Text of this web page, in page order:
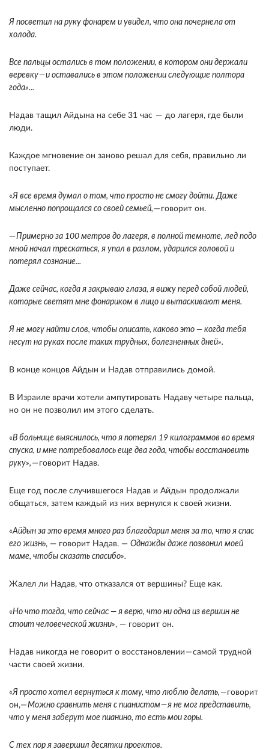
Я посветил на руку фонарем и увидел, что она почернела от
холода.
Все пальцы остались в том положении, в котором они держали
веревку — и оставались в этом положении следующие полтора
года»...
Надав тащил Айдына на себе 31 час — до лагеря, где были
люди.
Каждое мгновение он заново решал для себя, правильно ли
поступает.
«Я все время думал о том, что просто не смогу дойти. Даже
мысленно попрощался со своей семьей, — говорит он.
—Примерно за 100 метров до лагеря, в полной темноте, лед подо
мной начал трескаться, я упал в разлом, ударился головой и
потерял сознание...
Даже сейчас, когда я закрываю глаза, я вижу перед собой людей,
которые светят мне фонариком в лицо и вытаскивают меня.
Я не могу найти слов, чтобы описать, каково это — когда тебя
несут на руках после таких трудных, болезненных дней».
В конце концов Айдын и Надав отправились домой.
В Израиле врачи хотели ампутировать Надаву четыре пальца,
но он не позволил им этого сделать.
«В больнице выяснилось, что я потерял 19 килограммов во время
спуска, и мне потребовалось еще два года, чтобы восстановить
руку», — говорит Надав.
Еще год после случившегося Надав и Айдын продолжали
общаться, затем каждый из них вернулся к своей жизни.
«Айдын за это время много раз благодарил меня за то, что я спас
его жизнь, — говорит Надав. — Однажды даже позвонил моей
маме, чтобы сказать спасибо».
Жалел ли Надав, что отказался от вершины? Еще как.
«Но что тогда, что сейчас — я верю, что ни одна из вершин не
стоит человеческой жизни», — говорит он.
Надав никогда не говорит о восстановлении — самой трудной
части своей жизни.
«Я просто хотел вернуться к тому, что люблю делать, —говорит
он,—Можно сравнить меня с пианистом — я не мог представить,
что у меня заберут мое пианино, то есть мои горы.
С тех пор я завершил десятки проектов.